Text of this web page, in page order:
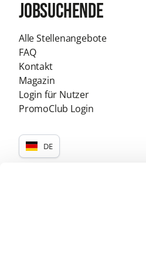
Jobsuchende
Alle Stellenangebote
FAQ
Kontakt
Magazin
Login für Nutzer
PromoClub Login
DE
Zertifikate &